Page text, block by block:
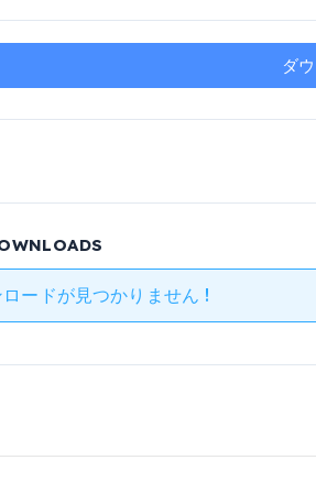
ダ
ードが見つかりません !